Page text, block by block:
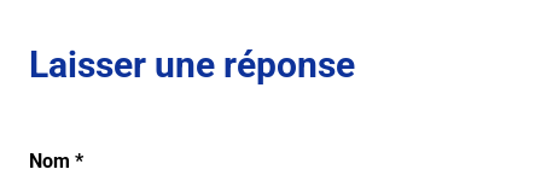
Laisser une réponse
Nom *